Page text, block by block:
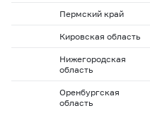
Пермский край
Кировская область
Нижегородская
область
Оренбургская
область